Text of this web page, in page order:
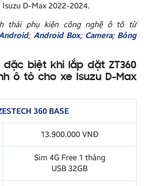
D-Max 2022-2024.
thái phụ kiện công nghệ ô tô từ
; Android Box; Camera; Bóng
đặc biệt khi lắp đặt ZT360
ô tô cho xe Isuzu D-Max
360 BASE
13.900.000 VNĐ
Sim 4G Free 1 tháng
USB 32GB